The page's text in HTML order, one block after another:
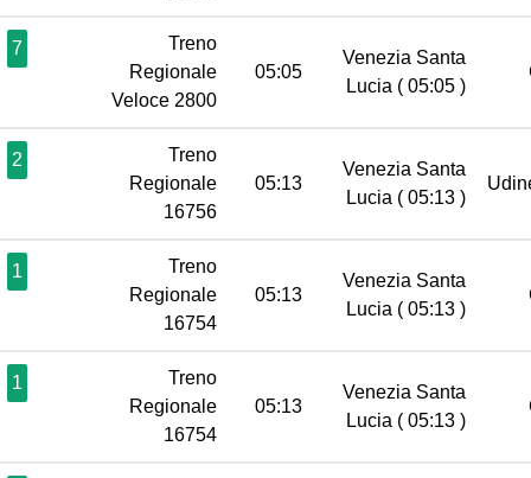
7
Treno
Regionale
Veloce 2800
05:05
Venezia Santa
Lucia ( 05:05 )
2
Treno
Regionale
16756
05:13
Venezia Santa
Lucia ( 05:13 )
1
Treno
Regionale
16754
05:13
Venezia Santa
Lucia ( 05:13 )
1
Treno
Regionale
16754
05:13
Venezia Santa
Lucia ( 05:13 )